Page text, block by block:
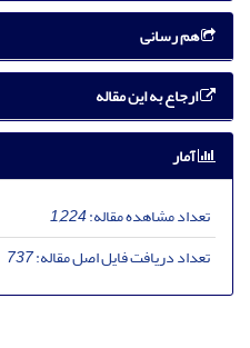
هم رسانی
ارجاع به این مقاله
آمار
تعداد مشاهده مقاله:1,224
تعداد دریافت فایل اصل مقاله:737